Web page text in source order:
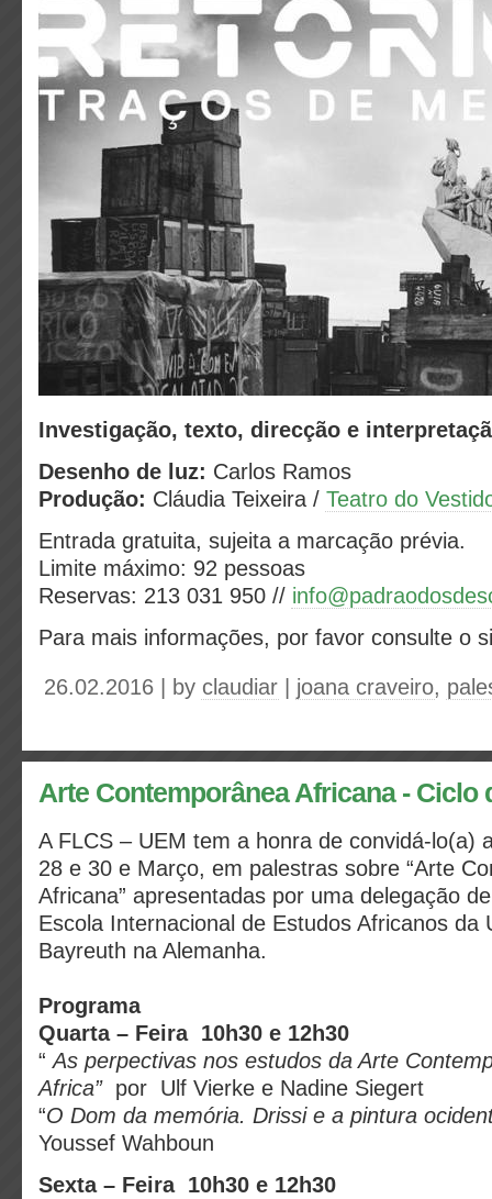
Investigação, texto, direcção e
Desenho de luz: Carlos Ramos
Produção: Cláudia Teixeira / Teatro do
Entrada gratuita, sujeita a marcação prévia.
Limite máximo: 92 pessoas
Reservas: 213 031 950 //
Para mais informações, por favor consulte o
26.02.2016 | by claudiar joana craveiro,
Arte Contemporânea Africana - Ciclo
A FLCS – UEM tem a honra de convidá-lo(a)
28 e 30 e Março, em palestras sobre “Arte
Africana” apresentadas por uma delegação
Escola Internacional de Estudos Africanos da
Bayreuth na Alemanha.
Programa
Quarta – Feira 10h30 e 12h30
“As perpectivas nos estudos da Arte
Africa”por Ulf Vierke e Nadine Siegert
“O Dom da memória. Drissi e a pintura
Youssef Wahboun
Sexta – Feira 10h30 e 12h30